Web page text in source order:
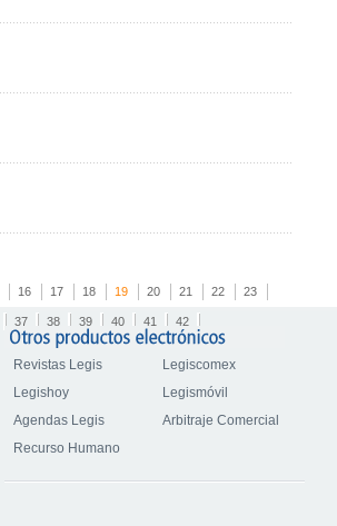
16 17 18 19 20 21 22 23
37 38 39 40 41 42
Revistas Legis
Legiscomex
Legishoy
Legismóvil
Agendas Legis
Arbitraje Comercial
Recurso Humano